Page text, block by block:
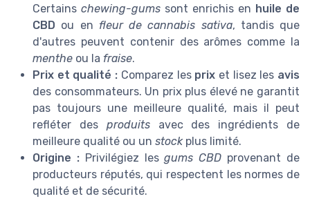
Certains chewing-gums sont enrichis en huile de
CBD ou en fleur de cannabis sativa, tandis que
d'autres peuvent contenir des arômes comme la
menthe ou la fraise.
Prix et qualité : Comparez les prix et lisez les avis
des consommateurs. Un prix plus élevé ne garantit
pas toujours une meilleure qualité, mais il peut
refléter des produitsavec des ingrédients de
meilleure qualité ou un stockplus limité.
Origine :Privilégiez lesgums CBD provenant de
producteurs réputés, qui respectent les normes de
qualité et de sécurité.